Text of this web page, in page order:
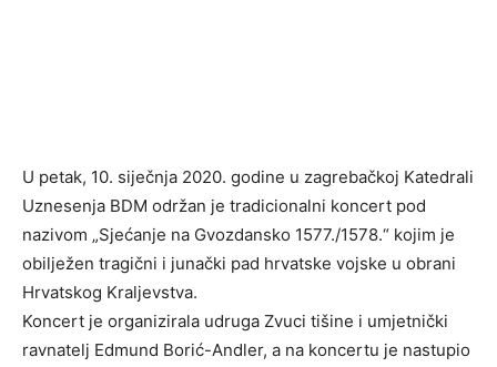
U petak, 10. siječnja 2020. godine u zagrebačkoj Katedrali
Uznesenja BDM održan je tradicionalni koncert pod
nazivom „Sjećanje na Gvozdansko 1577./1578.“ kojim je
obilježen tragični i junački pad hrvatske vojske u obrani
Hrvatskog Kraljevstva.
Koncert je organizirala udruga Zvuci tišine i umjetnički
ravnatelj Edmund Borić-Andler, a na koncertu je nastupio